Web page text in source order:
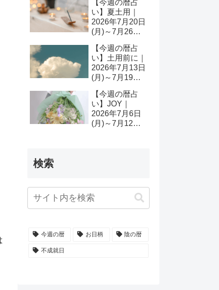
【今週の暦占
い】夏土用｜
2026年7月20日
(月)～7月26日
【今週の暦占
い】土用前に｜
2026年7月13日
(月)～7月19日
【今週の暦占
い】JOY｜
2026年7月6日
(月)～7月12日
検索
今週の暦 お日柄 陰の暦
不成就日